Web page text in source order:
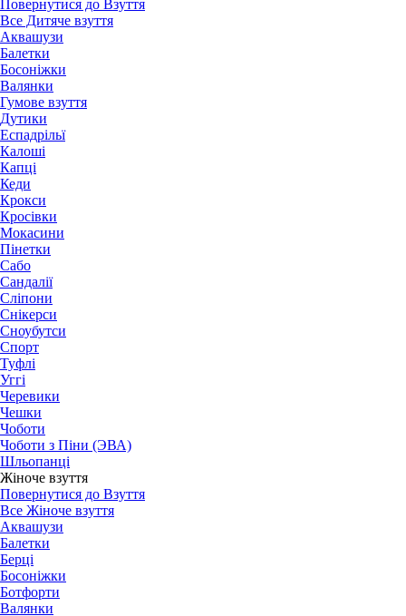
Повернутися до Взуття
Все Дитяче взуття
Аквашузи
Балетки
Босоніжки
Валянки
Гумове взуття
Дутики
Еспадрільї
Калоші
Капці
Кеди
Крокси
Кросівки
Мокасини
Пінетки
Сабо
Сандалії
Сліпони
Снікерси
Сноубутси
Спорт
Туфлі
Уггі
Черевики
Чешки
Чоботи
Чоботи з Піни (ЭВА)
Шльопанці
Жіноче взуття
Повернутися до Взуття
Все Жіноче взуття
Аквашузи
Балетки
Берці
Босоніжки
Ботфорти
Валянки